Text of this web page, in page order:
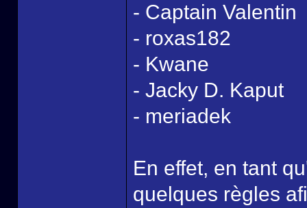
- Captain Valentin
- roxas182
- Kwane
- Jacky D. Kaput
- meriadek
En effet, en tant
quelques règles